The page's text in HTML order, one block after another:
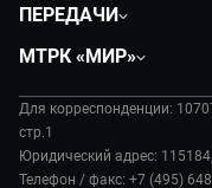
Экономика
Происшествия
В содружестве
В мире
ПЕРЕДАЧИ
Дела судебные
Диктор делает
Игра в кино
МТРК «МИР»
История
Руководство
Новости компании
Для корреспонденции:
стр.1
Юридический адрес:
Телефон / факс: +7 (495)